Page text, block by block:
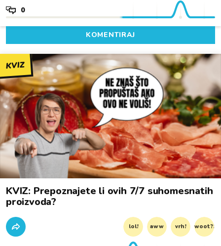
0
KOMENTIRAJ
KVIZ
KVIZ: Prepoznajete li ovih 7/7 suhomesnatih
proizvoda?
lol! aww vrh! woot?!